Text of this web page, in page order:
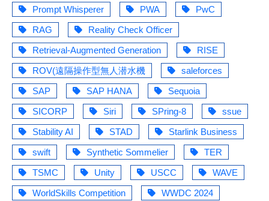
Prompt Whisperer
PWA
PwC
RAG
Reality Check Officer
Retrieval-Augmented Generation
RISE
ROV(遠隔操作型無人潜水機
saleforces
SAP
SAP HANA
Sequoia
SICORP
Siri SPring-8
ssue
Stability AI
STAD
Starlink Business
swift
Synthetic Sommelier
TER
TSMC
Unity USCC
WAVE
WorldSkills Competition
WWDC 2024